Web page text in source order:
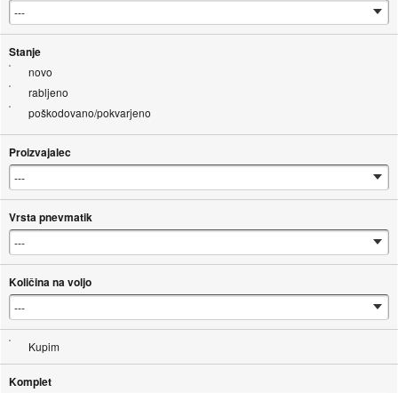
Stanje
novo
rabljeno
poškodovano/pokvarjeno
Proizvajalec
Vrsta pnevmatik
Količina na voljo
Kupim
Komplet